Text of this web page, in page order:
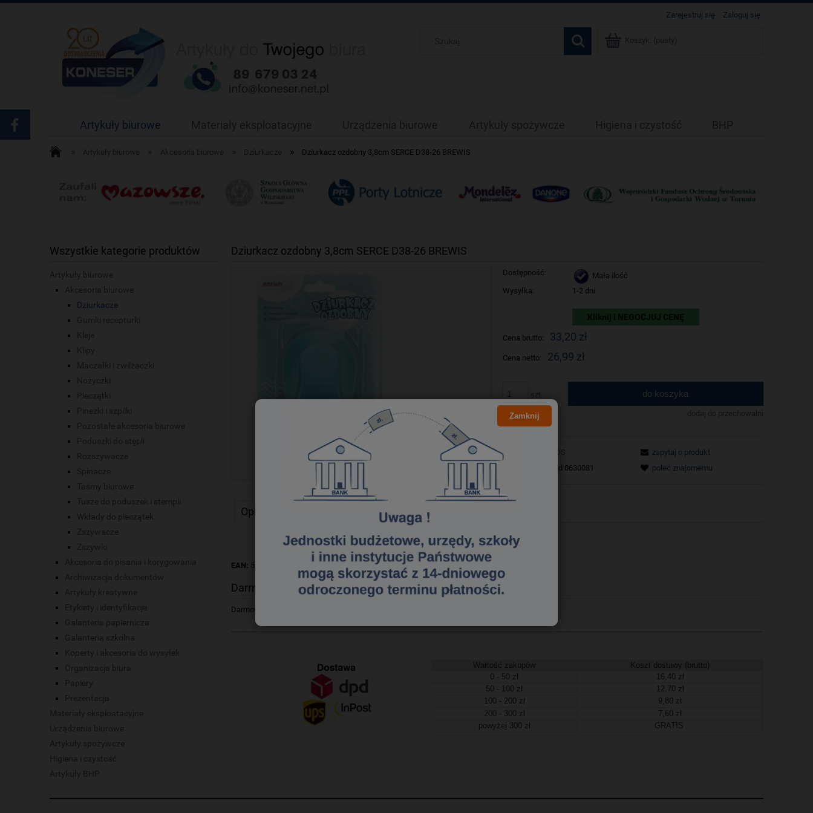
Zarejestruj się Zaloguj się
Koszyk: (pusty)
Artykuły biurowe Materiały eksploatacyjne Urządzenia biurowe Artykuły spożywcze Higiena i czystość BHP
Artykuły biurowe Akcesoria biurowe Dziurkacze » Dziurkacz ozdobny 3,8cm SERCE D38-26 BREWIS
Wszystkie kategorie produktów
Artykuły biurowe
Akcesoria biurowe
Dziurkacze
Gumki recepturki
Kleje
Klipy
Maczałki i zwilżaczki
Nożyczki
Pieczątki
Pinezki i szpilki
Pozostałe akcesoria biurowe
Poduszki do stępli
Rozszywacze
Spinacze
Taśmy biurowe
Tusze do poduszek i stempli
Wkłady do pieczątek
Zszywacze
Zszywki
Akcesoria do pisania i korygowania
Archiwizacja dokumentów
Artykuły kreatywne
Etykiety i identyfikacja
Galanteria papiernicza
Galanteria szkolna
Koperty i akcesoria do wysyłek
Organizacja biura
Papiery
Prezentacja
Materiały eksploatacyjne
Urządzenia biurowe
Artykuły spożywcze
Higiena i czystość
Artykuły BHP
Dziurkacz ozdobny 3,8cm SERCE D38-26 BREWIS
Dostępność:
Mała ilość
Wysyłka:
1-2 dni
Kliknij i NEGOCJUJ CENĘ
Cena brutto: 33,20 zł
Cena netto: 26,99 zł
do koszyka
dodaj do przechowalni
Producent:
qd 0630081
zapytaj o produkt
poleć znajomemu
Opis
EAN: 5907611700457
Darmowa dostawa
Darmowa dostawa (Kurier - Przelew bankowy) już od 300,00 zł.
Wartość zakupów
Koszt dostawy (brutto)
0 - 50 zł
16,40 zł
50 - 100 zł
12,70 zł
100 - 200 zł
9,80 zł
200 - 300 zł
7,60 zł
powyżej 300 zł
GRATIS
Zamknij